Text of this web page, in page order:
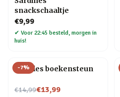
snackschaaltje
€9,99
✔ Voor 22:45 besteld, morgen in
huis!
-7%
Noodles boekensteun
€14,99
Nu voor€13,99